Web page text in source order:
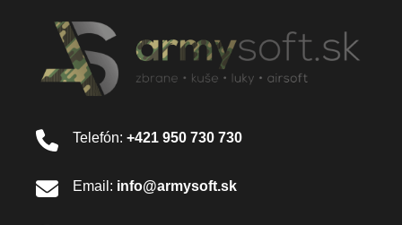
Telefón: +421 950 730 730
Email: info@armysoft.sk